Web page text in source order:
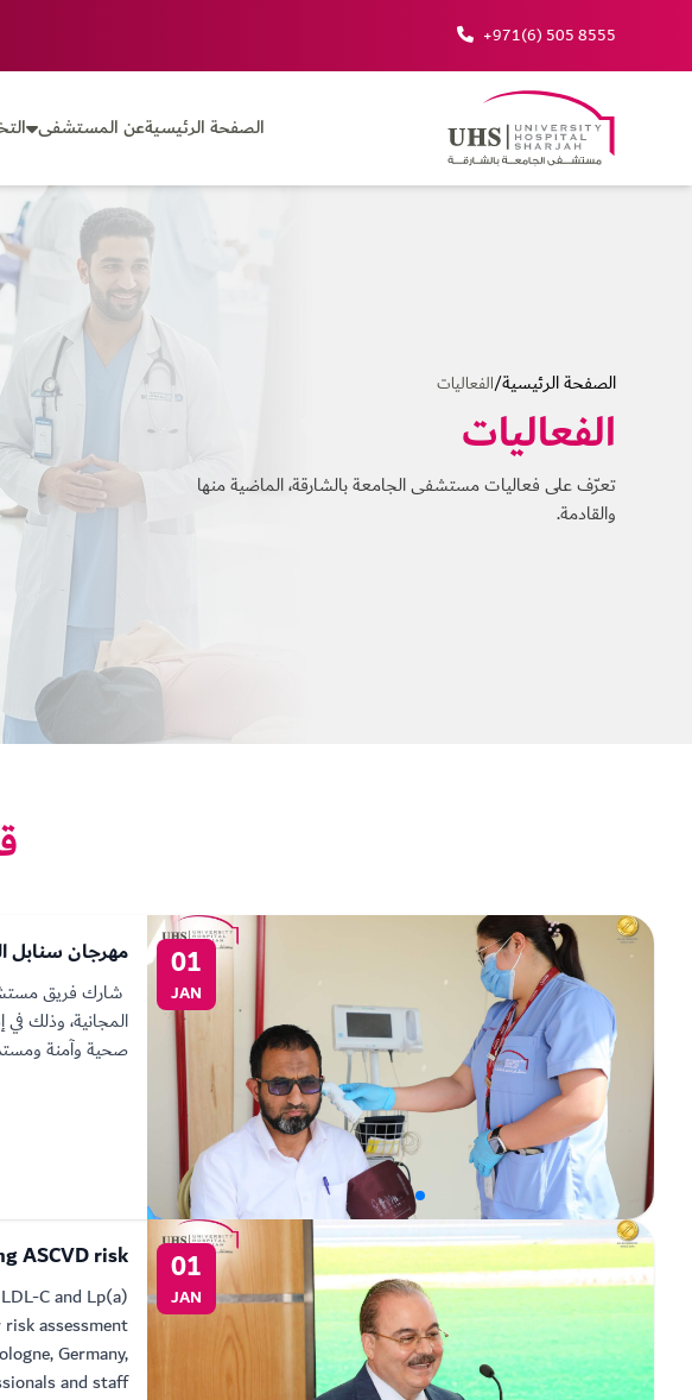
+971(6) 505 8555
الصفحة الرئيسيةعن المستشفى
الصفحة الرئيسية/الفعاليات
الفعاليات
تعرّف على فعاليات مستشفى الجامعة بالشارقة، الماضية منها
والقادمة.
01
JAN
مهرجان سنابل
المجانية، وذلك
صحية وآمنة
01
JAN
ASCVD risk
C and Lp(a)
assessment.
Germany,
and staff.